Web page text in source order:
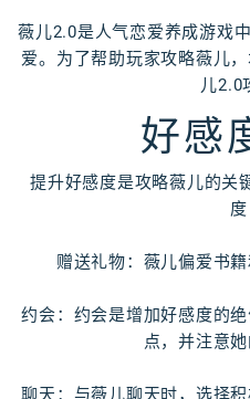
薇儿2.0是人气恋爱养成游戏
爱。为了帮助玩家攻略薇儿
儿2.0
好感
提升好感度是攻略薇儿的关
度
赠送礼物：薇儿偏爱书
约会：约会是增加好感度的
点，并注意她
聊天：与薇儿聊天时，选择